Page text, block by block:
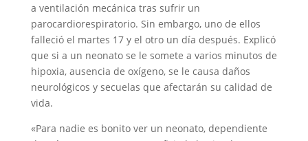
a ventilación mecánica tras sufrir un
parocardiorespiratorio. Sin embargo, uno de ellos
falleció el martes 17 y el otro un día después. Explicó
que si a un neonato se le somete a varios minutos de
hipoxia, ausencia de oxígeno, se le causa daños
neurológicos y secuelas que afectarán su calidad de
vida.
«Para nadie es bonito ver un neonato, dependiente